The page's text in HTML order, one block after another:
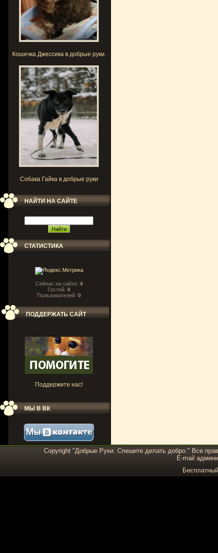
Кошечка Джессика в добрые руки.
Собака Гайка в добрые руки
НАЙТИ НА САЙТЕ
СТАТИСТИКА
Сейчас на сайте: 4
Гостей: 4
Пользователей: 0
ПОДДЕРЖАТЬ САЙТ
Поддержите нас!
МЫ В ВК
Copyright "Добрые Руки. Спешите делать добро." Все
E-mail